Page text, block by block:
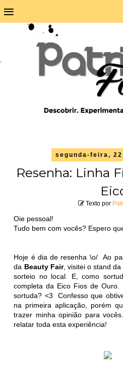
≡
segunda-feira,
Resenha: Linha
Texto por
Oie pessoal!
Tudo bem com vocês? Espero
Hoje é dia de resenha \o/ Ao
da Beauty Fair, visitei o stand da
sorteio no local. E, como
completa da Eico Fios de
sortuda? <3 Confesso que
na primeira aplicação, porém
trazer minha opinião para
relatar toda esta experiência!